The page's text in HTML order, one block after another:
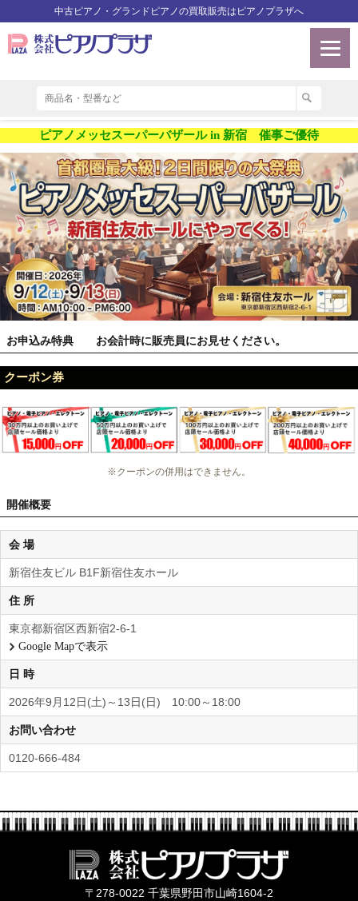
中古ピアノ・グランドピアノの買取販売はピアノプラザへ
ピアノメッセスーパーバザール in 新宿 催事ご優待
お申込み特典 お会計時に販売員にお見せください。
クーポン券
※クーポンの併用はできません。
開催概要
会 場
新宿住友ビル B1F新宿住友ホール
住 所
東京都新宿区西新宿2-6-1
Google Mapで表示
日 時
2026年9月12日(土)～13日(日) 10:00～18:00
お問い合わせ
0120-666-484
〒278-0022 千葉県野田市山崎1604-2